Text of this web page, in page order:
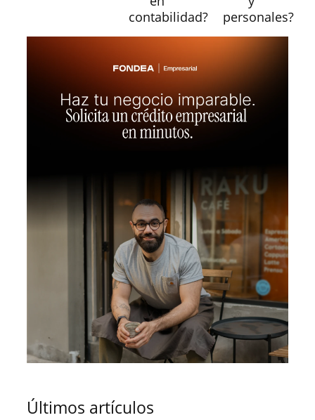
contabilidad?
personales?
Últimos artículos